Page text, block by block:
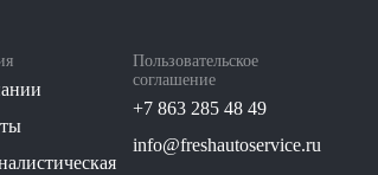
Пользовательское
соглашение
+7 863 285 48 49
info@freshautoservice.ru